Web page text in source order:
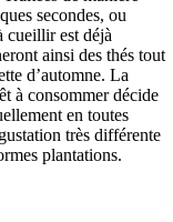
secondes, ou
cueillir est déjà
ainsi des thés tout
d’automne. La
à consommer décide
en toutes
très différente
plantations.